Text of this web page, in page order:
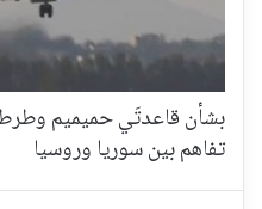
بشأن قاعدتَي حميميم
تفاهم بين سوريا وروسيا